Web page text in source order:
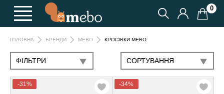
0
ГОЛОВНА БРЕНДИ MEBO КРОСІВКИ MEBO
ФІЛЬТРИ СОРТУВАННЯ
-31% -34%